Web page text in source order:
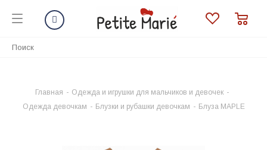
Главная - Одежда и игрушки для мальчиков и девочек -
Одежда девочкам - Блузки и рубашки девочкам - Блуза MAPLE